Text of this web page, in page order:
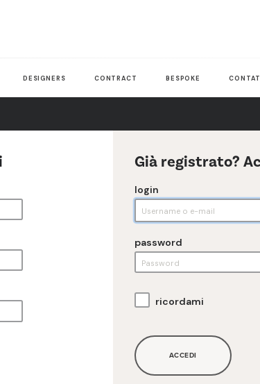
DESIGNERS CONTRACT BESPOKE
Già registrato?
login
password
ricordami
ACCEDI